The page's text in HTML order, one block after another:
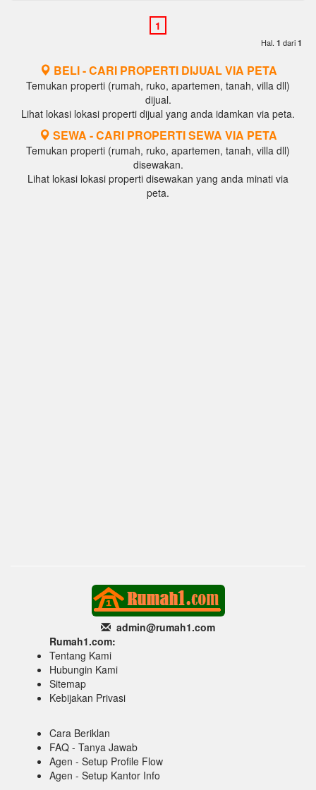
Hal. 1 dari 1
BELI - CARI PROPERTI DIJUAL VIA PETA
Temukan properti (rumah, ruko, apartemen, tanah, villa dll)
dijual.
Lihat lokasi lokasi properti dijual yang anda idamkan via peta.
SEWA - CARI PROPERTI SEWA VIA PETA
Temukan properti (rumah, ruko, apartemen, tanah, villa dll)
disewakan.
Lihat lokasi lokasi properti disewakan yang anda minati via
peta.
admin@rumah1.com
Rumah1.com:
Tentang Kami
Hubungin Kami
Sitemap
Kebijakan Privasi
Cara Beriklan
FAQ - Tanya Jawab
Agen - Setup Profile Flow
Agen - Setup Kantor Info